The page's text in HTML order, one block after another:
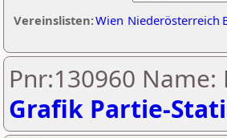
Vereinslisten:Wien Niederösterreich
Pnr:130960
Grafik Partie-